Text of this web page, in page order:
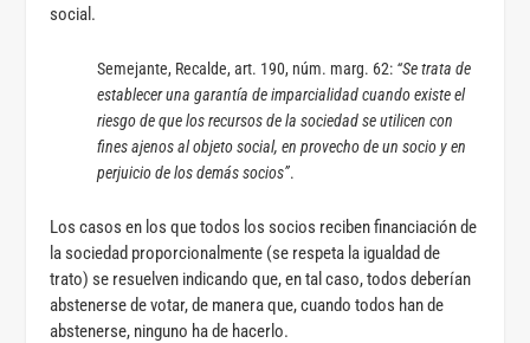
social.
Semejante, Recalde, art. 190, núm. marg. 62: “Se trata de
establecer una garantía de imparcialidad cuando existe el
riesgo de que los recursos de la sociedad se utilicen con
fines ajenos al objeto social, en provecho de un socio y en
perjuicio de los demás socios”.
Los casos en los que todos los socios reciben financiación de
la sociedad proporcionalmente (se respeta la igualdad de
trato) se resuelven indicando que, en tal caso, todos deberían
abstenerse de votar, de manera que, cuando todos han de
abstenerse, ninguno ha de hacerlo.